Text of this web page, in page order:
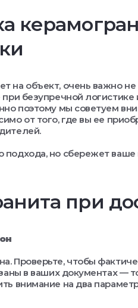
на объект, очень важно
безупречной логистике
поэтому мы советуем
от того, где вы ее
подхода, но сбережет
при
Проверьте, чтобы
в ваших документах —
внимание на два